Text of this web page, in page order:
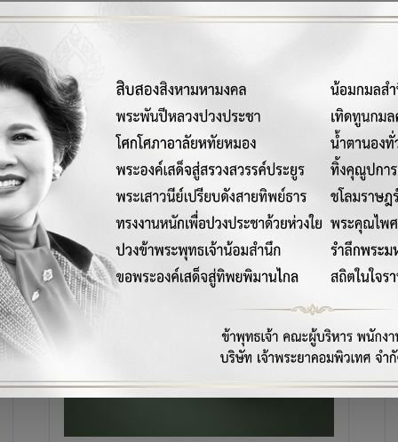
ณ์เครื่องมือฮาร์ดแวร์และวัสดุสิ้นเปลืองคุณภาพสูงสำหรับระบบ